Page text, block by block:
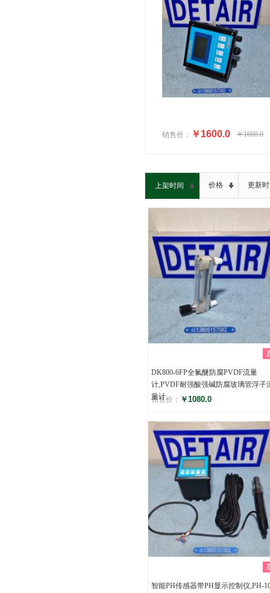
销售价： ￥1600.0 ￥1600.0
上架时间 价格 更新
DK800-6FP全氟醚防腐PVDF流量
计,PVDF耐强酸强碱防腐玻璃管浮子
量计
销售价： ￥1080.0
评分
()
智能PH传感器带PH显示控制仪,PH-